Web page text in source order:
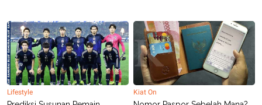
SITEMAPPROFILETERM
OF
USE
PEDOMAN
PEMBERITAAN
SIBER
PRIVACY
Lifestyle Kiat On